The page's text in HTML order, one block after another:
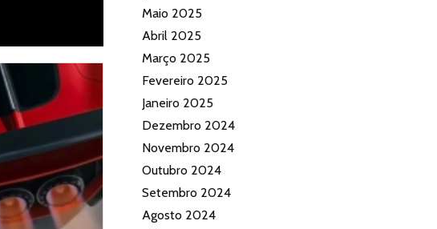
Maio 2025
Abril 2025
Março 2025
Fevereiro 2025
Janeiro 2025
Dezembro 2024
Novembro 2024
Outubro 2024
Setembro 2024
Agosto 2024